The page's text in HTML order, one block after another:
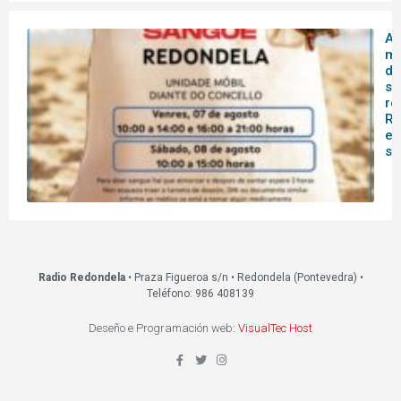
A
Radio Redondela• Praza Figueroa s/n • Redondela (Pontevedra) •
Teléfono: 986 408139
Deseño e Programación web: VisualTec Host